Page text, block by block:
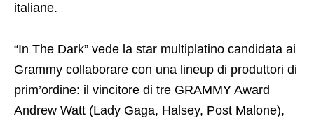
italiane.
“In The Dark” vede la star multiplatino candidata ai
Grammy collaborare con una lineup di produttori di
prim’ordine: il vincitore di tre GRAMMY Award
Andrew Watt (Lady Gaga, Halsey, Post Malone),